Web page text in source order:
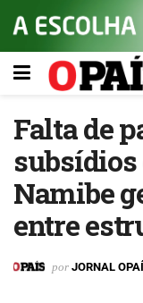
Falta de
Namibe
entre
por JORNAL